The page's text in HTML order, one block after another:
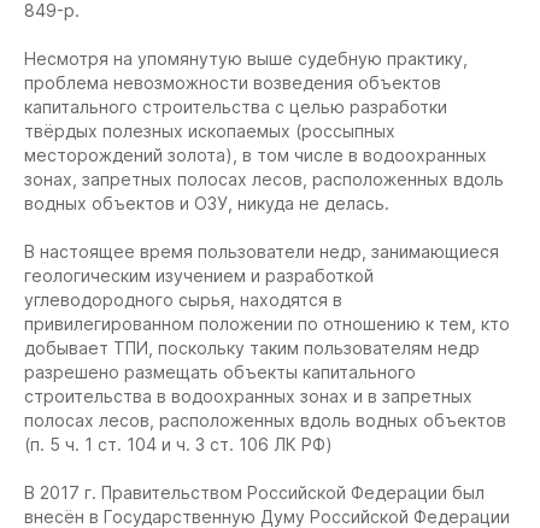
849-р.
Несмотря на упомянутую выше судебную практику,
проблема невозможности возведения объектов
капитального строительства с целью разработки
твёрдых полезных ископаемых (россыпных
месторождений золота), в том числе в водоохранных
зонах, запретных полосах лесов, расположенных вдоль
водных объектов и ОЗУ, никуда не делась.
В настоящее время пользователи недр, занимающиеся
геологическим изучением и разработкой
углеводородного сырья, находятся в
привилегированном положении по отношению к тем, кто
добывает ТПИ, поскольку таким пользователям недр
разрешено размещать объекты капитального
строительства в водоохранных зонах и в запретных
полосах лесов, расположенных вдоль водных объектов
(п. 5 ч. 1 ст. 104 и ч. 3 ст. 106 ЛК РФ)
В 2017 г. Правительством Российской Федерации был
внесён в Государственную Думу Российской Федерации